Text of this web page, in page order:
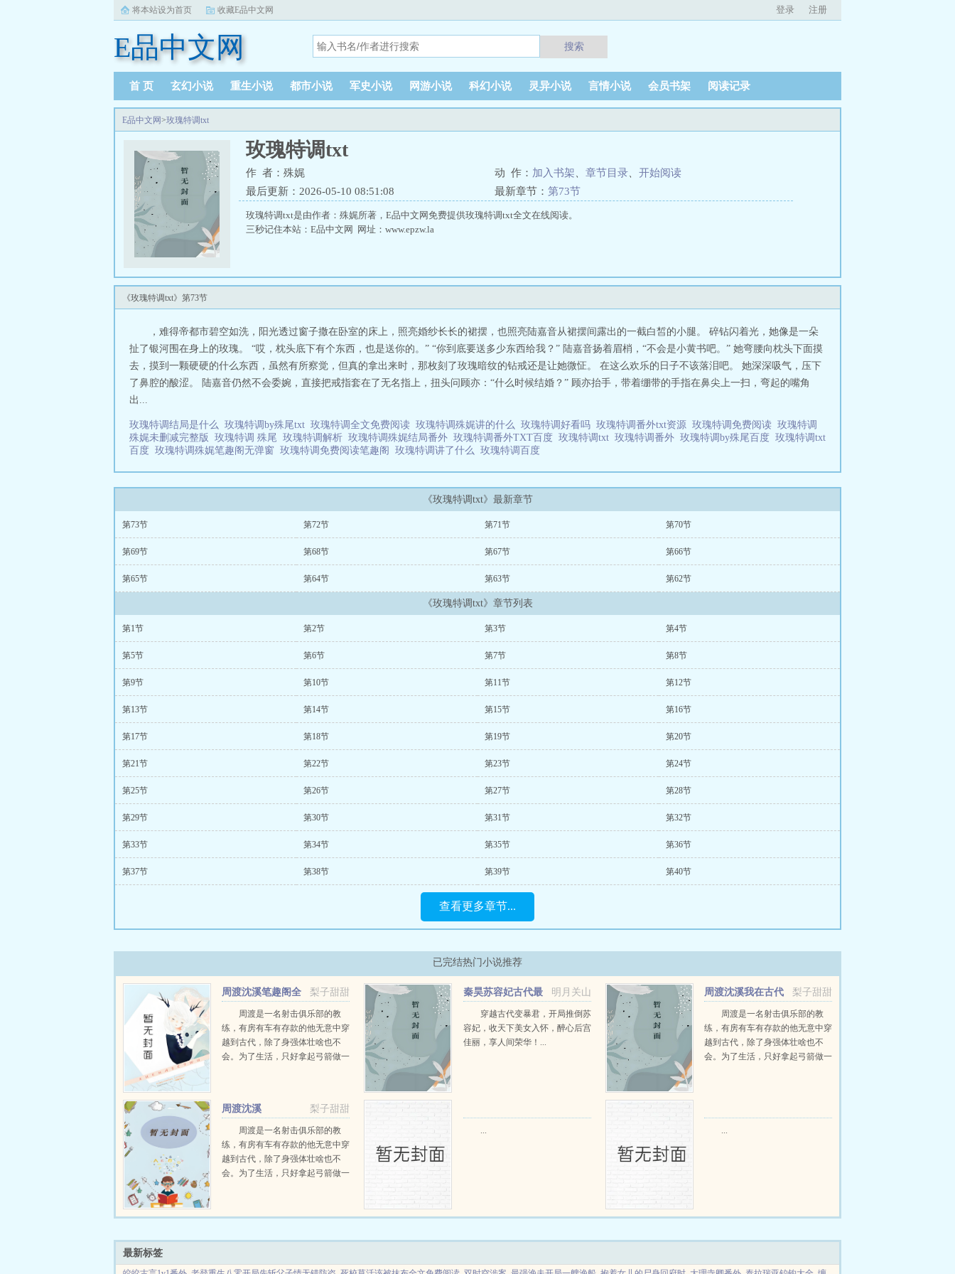
将本站设为首页 收藏E品中文网 登录 注册
E品中文网 搜索
首 页 玄幻小说 重生小说 都市小说 军史小说 网游小说 科幻小说 灵异小说 言情小说 会员书架 阅读记录
E品中文网>玫瑰特调txt
玫瑰特调txt
作 者：殊娓 动 作： 加入书架 章节目录
开始阅读
最后更新：2026-05-10 08:51:08
最新章节： 第73节
玫瑰特调txt是由作者：殊娓所著，E品中文网免费提供玫瑰特调txt全文在线阅读。
三秒记住本站：E品中文网 网址：www.epzw.la
《玫瑰特调txt》第73节
，难得帝都市碧空如洗，阳光透过窗子撒在卧室的床上，照亮婚纱长长的裙摆，也照亮陆嘉音从裙摆间露出的一截白皙的小腿。 碎钻闪着光，她像是一朵
扯了银河围在身上的玫瑰。 “哎，枕头底下有个东西，也是送你的。” “你到底要送多少东西给我？” 陆嘉音扬着眉梢，“不会是小黄书吧。” 她弯腰向枕头下面摸
去，摸到一颗硬硬的什么东西，虽然有所察觉，但真的拿出来时，那枚刻了玫瑰暗纹的钻戒还是让她微怔。 在这么欢乐的日子不该落泪吧。 她深深吸气，压下
了鼻腔的酸涩。 陆嘉音仍然不会委婉，直接把戒指套在了无名指上，扭头问顾亦：“什么时候结婚？” 顾亦抬手，带着绷带的手指在鼻尖上一扫，弯起的嘴角
出...
玫瑰特调结局是什么 玫瑰特调by殊尾txt 玫瑰特调全文免费阅读 玫瑰特调殊娓讲的什么 玫瑰特调好看吗 玫瑰特调番外txt资源 玫瑰特调免费阅读 玫瑰特调
殊娓未删减完整版 玫瑰特调 殊尾 玫瑰特调解析 玫瑰特调殊娓结局番外 玫瑰特调番外TXT百度 玫瑰特调txt 玫瑰特调番外 玫瑰特调by殊尾百度 玫瑰特调txt
百度 玫瑰特调殊娓笔趣阁无弹窗 玫瑰特调免费阅读笔趣阁 玫瑰特调讲了什么 玫瑰特调百度
《玫瑰特调txt》最新章节
第73节 第72节 第71节 第70节
第69节 第68节 第67节 第66节
第65节 第64节 第63节 第62节
《玫瑰特调txt》章节列表
第1节 第2节 第3节 第4节
第5节 第6节 第7节 第8节
第9节 第10节 第11节 第12节
第13节 第14节 第15节 第16节
第17节 第18节 第19节 第20节
第21节 第22节 第23节 第24节
第25节 第26节 第27节 第28节
第29节 第30节 第31节 第32节
第33节 第34节 第35节 第36节
第37节 第38节 第39节 第40节
查看更多章节...
已完结热门小说推荐
梨子甜甜
周渡沈溪笔趣阁全
文免费阅读
周渡是一名射击俱乐部的教
练，有房有车有存款的他无意中穿
越到古代，除了身强体壮啥也不
会。为了生活，只好拿起弓箭做一
渡看着山下的寥寥炊烟，以及那...
明月关山
秦昊苏容妃古代最
强昏君最新章节在线阅读
穿越古代变暴君，开局推倒苏
容妃，收天下美女入怀，醉心后宫
佳丽，享人间荣华！...
梨子甜甜
周渡沈溪我在古代
当猎户小说免费在线阅读
周渡是一名射击俱乐部的教
练，有房有车有存款的他无意中穿
越到古代，除了身强体壮啥也不
会。为了生活，只好拿起弓箭做一
梨子甜甜
周渡沈溪
周渡是一名射击俱乐部的教
练，有房有车有存款的他无意中穿
越到古代，除了身强体壮啥也不
会。为了生活，只好拿起弓箭做一
只野兔，不会做（失望）第三天周
... ...
最新标签